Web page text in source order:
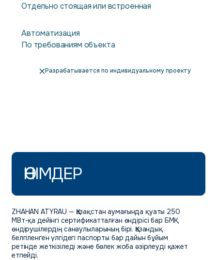
Отдельно стоящая или встроенная
Автоматизация
По требованиям объекта
Разрабатывается по индивидуальному проекту
ӨНІМДЕР
ZHAHAN ATYRAU — Қазақстан аумағында қуаты 250
МВт-қа дейінгі сертификатталған өндірісі бар БМҚ
өндірушілердің санаулыларының бірі. Қазандық
белгіленген үлгідегі паспорты бар дайын бұйым
ретінде жеткізіледі және бөлек жоба әзірлеуді қажет
етпейді.